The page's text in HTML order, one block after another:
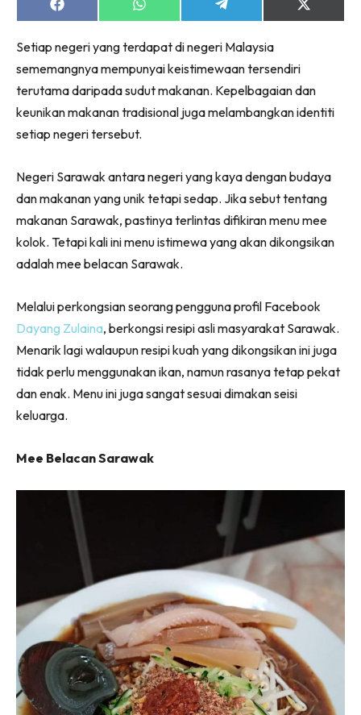
Share
on
Share
on
Share
on
Share
on
Setiap negeri yang terdapat di negeri Malaysia
sememangnya mempunyai keistimewaan tersendiri
terutama daripada sudut makanan. Kepelbagaian dan
keunikan makanan tradisional juga melambangkan identiti
setiap negeri tersebut.
Negeri Sarawak antara negeri yang kaya dengan budaya
dan makanan yang unik tetapi sedap. Jika sebut tentang
makanan Sarawak, pastinya terlintas difikiran menu mee
kolok. Tetapi kali ini menu istimewa yang akan dikongsikan
adalah mee belacan Sarawak.
Melalui perkongsian seorang pengguna profil Facebook
Dayang Zulaina, berkongsi resipi asli masyarakat Sarawak.
Menarik lagi walaupun resipi kuah yang dikongsikan ini juga
tidak perlu menggunakan ikan, namun rasanya tetap pekat
dan enak. Menu ini juga sangat sesuai dimakan seisi
keluarga.
Mee Belacan Sarawak